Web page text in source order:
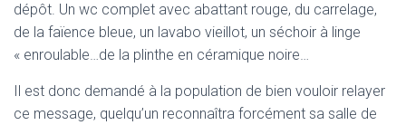
dépôt. Un wc complet avec abattant rouge, du carrelage,
de la faïence bleue, un lavabo vieillot, un séchoir à linge
« enroulable…de la plinthe en céramique noire…
Il est donc demandé à la population de bien vouloir relayer
ce message, quelqu’un reconnaîtra forcément sa salle de